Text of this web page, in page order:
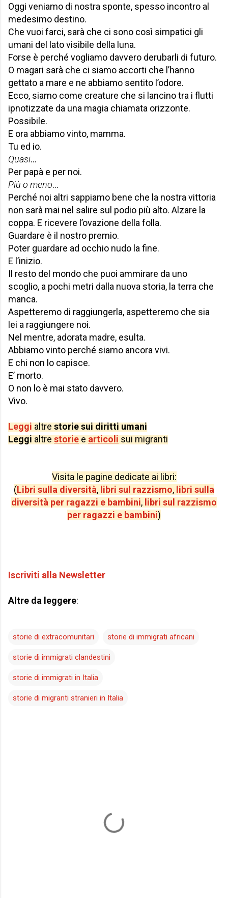
Oggi veniamo di nostra sponte, spesso incontro al
medesimo destino.
Che vuoi farci, sarà che ci sono così simpatici gli
umani del lato visibile della luna.
Forse è perché vogliamo davvero derubarli di futuro.
O magari sarà che ci siamo accorti che l’hanno
gettato a mare e ne abbiamo sentito l’odore.
Ecco, siamo come creature che si lancino tra i flutti
ipnotizzate da una magia chiamata orizzonte.
Possibile.
E ora abbiamo vinto, mamma.
Tu ed io.
Quasi…
Per papà e per noi.
Più o meno…
Perché noi altri sappiamo bene che la nostra vittoria
non sarà mai nel salire sul podio più alto. Alzare la
coppa. E ricevere l’ovazione della folla.
Guardare è il nostro premio.
Poter guardare ad occhio nudo la fine.
E l’inizio.
Il resto del mondo che puoi ammirare da uno
scoglio, a pochi metri dalla nuova storia, la terra che
manca.
Aspetteremo di raggiungerla, aspetteremo che sia
lei a raggiungere noi.
Nel mentre, adorata madre, esulta.
Abbiamo vinto perché siamo ancora vivi.
E chi non lo capisce.
E’ morto.
O non lo è mai stato davvero.
Vivo.
Leggi altre storie sui diritti umani
Leggi altre storie e articoli sui migranti
Visita le pagine dedicate ai libri:
(Libri sulla diversità, libri sul razzismo, libri sulla
diversità per ragazzi e bambini, libri sul razzismo
per ragazzi e bambini)
Iscriviti alla Newsletter
Altre da leggere:
storie di extracomunitari storie di immigrati africani
storie di immigrati clandestini
storie di immigrati in Italia
storie di migranti stranieri in Italia